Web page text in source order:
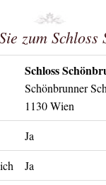
zum Schloss
Schloss
Schönbrunner
1130 Wien
Ja
Ja